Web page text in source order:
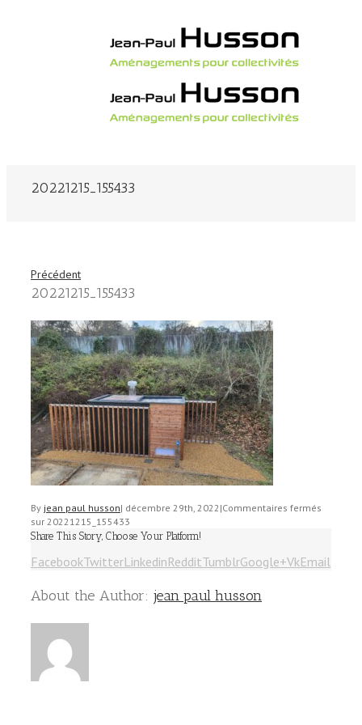
20221215_155433
Précédent
20221215_155433
By jean paul husson| décembre 29th, 2022 |Commentaires fermés
sur 20221215_155433
Share This Story, Choose Your Platform!
FacebookTwitterLinkedinRedditTumblrGoogle+VkEmail
About the Author: jean paul husson